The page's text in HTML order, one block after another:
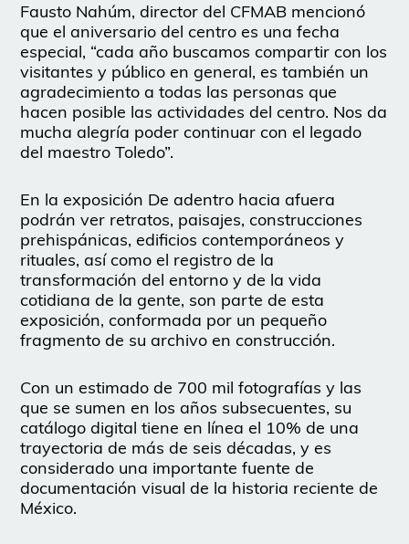
Fausto Nahúm, director del CFMAB mencionó
que el aniversario del centro es una fecha
especial, “cada año buscamos compartir con los
visitantes y público en general, es también un
agradecimiento a todas las personas que
hacen posible las actividades del centro. Nos da
mucha alegría poder continuar con el legado
del maestro Toledo”.
En la exposición De adentro hacia afuera
podrán ver retratos, paisajes, construcciones
prehispánicas, edificios contemporáneos y
rituales, así como el registro de la
transformación del entorno y de la vida
cotidiana de la gente, son parte de esta
exposición, conformada por un pequeño
fragmento de su archivo en construcción.
Con un estimado de 700 mil fotografías y las
que se sumen en los años subsecuentes, su
catálogo digital tiene en línea el 10% de una
trayectoria de más de seis décadas, y es
considerado una importante fuente de
documentación visual de la historia reciente de
México.